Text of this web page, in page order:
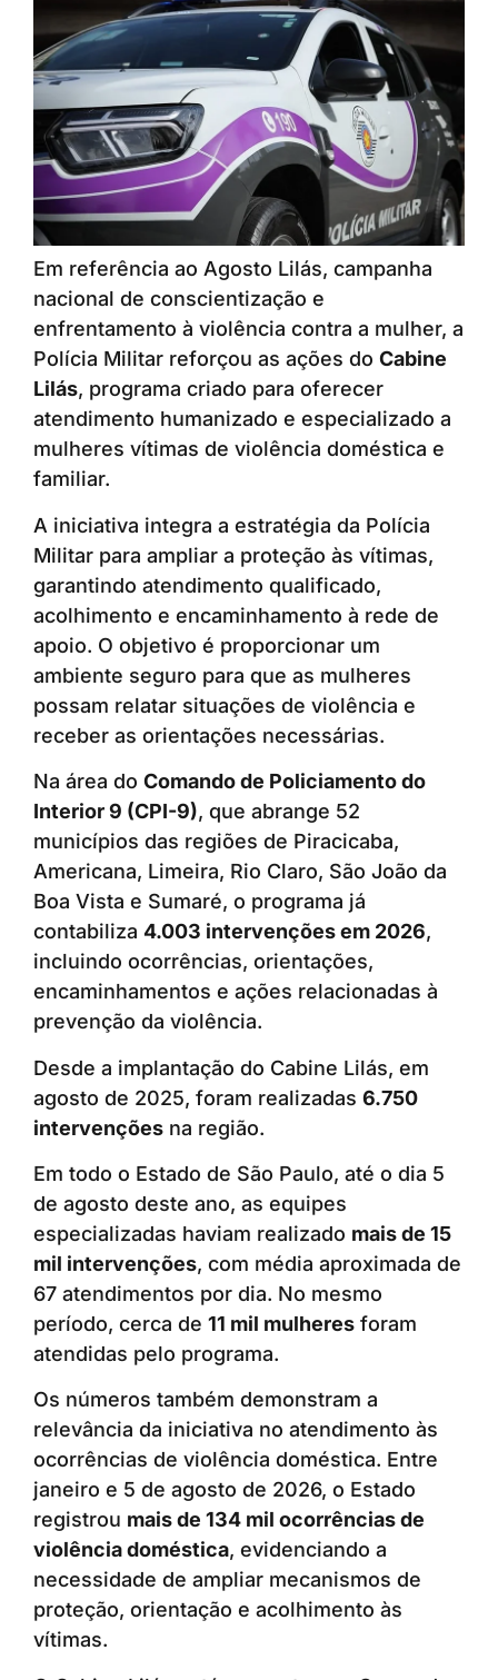
Em referência ao Agosto Lilás, campanha
nacional de conscientização e
enfrentamento à violência contra a mulher, a
Polícia Militar reforçou as ações do Cabine
Lilás, programa criado para oferecer
atendimento humanizado e especializado a
mulheres vítimas de violência doméstica e
familiar.
A iniciativa integra a estratégia da Polícia
Militar para ampliar a proteção às vítimas,
garantindo atendimento qualificado,
acolhimento e encaminhamento à rede de
apoio. O objetivo é proporcionar um
ambiente seguro para que as mulheres
possam relatar situações de violência e
receber as orientações necessárias.
Na área do Comando de Policiamento do
Interior 9 (CPI-9), que abrange 52
municípios das regiões de Piracicaba,
Americana, Limeira, Rio Claro, São João da
Boa Vista e Sumaré, o programa já
contabiliza 4.003 intervenções em 2026,
incluindo ocorrências, orientações,
encaminhamentos e ações relacionadas à
prevenção da violência.
Desde a implantação do Cabine Lilás, em
agosto de 2025, foram realizadas 6.750
intervenções na região.
Em todo o Estado de São Paulo, até o dia 5
de agosto deste ano, as equipes
especializadas haviam realizado mais de 15
mil intervenções, com média aproximada de
67 atendimentos por dia. No mesmo
período, cerca de 11 mil mulheres foram
atendidas pelo programa.
Os números também demonstram a
relevância da iniciativa no atendimento às
ocorrências de violência doméstica. Entre
janeiro e 5 de agosto de 2026, o Estado
registrou mais de 134 mil ocorrências de
violência doméstica, evidenciando a
necessidade de ampliar mecanismos de
proteção, orientação e acolhimento às
vítimas.